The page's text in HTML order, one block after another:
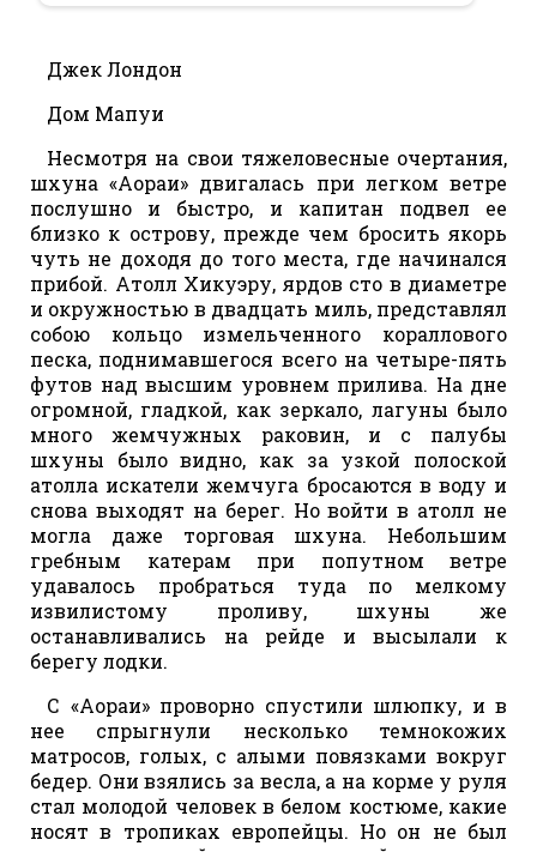
Джек Лондон
Дом Мапуи
Несмотря на свои тяжеловесные очертания,
шхуна «Аораи» двигалась при легком ветре
послушно и быстро, и капитан подвел ее
близко к острову, прежде чем бросить якорь
чуть не доходя до того места, где начинался
прибой. Атолл Хикуэру, ярдов сто в диаметре
и окружностью в двадцать миль, представлял
собою кольцо измельченного кораллового
песка, поднимавшегося всего на четыре-пять
футов над высшим уровнем прилива. На дне
огромной, гладкой, как зеркало, лагуны было
много жемчужных раковин, и с палубы
шхуны было видно, как за узкой полоской
атолла искатели жемчуга бросаются в воду и
снова выходят на берег. Но войти в атолл не
могла даже торговая шхуна. Небольшим
гребным катерам при попутном ветре
удавалось пробраться туда по мелкому
извилистому проливу, шхуны же
останавливались на рейде и высылали к
берегу лодки.
С «Аораи» проворно спустили шлюпку, и в
нее спрыгнули несколько темнокожих
матросов, голых, с алыми повязками вокруг
бедер. Они взялись за весла, а на корме у руля
стал молодой человек в белом костюме, какие
носят в тропиках европейцы. Но он не был